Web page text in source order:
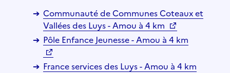
Communauté de Communes Coteaux et
Vallées des Luys - Amou à 4 km
Pôle Enfance Jeunesse - Amou à 4 km
France services des Luys - Amou à 4 km